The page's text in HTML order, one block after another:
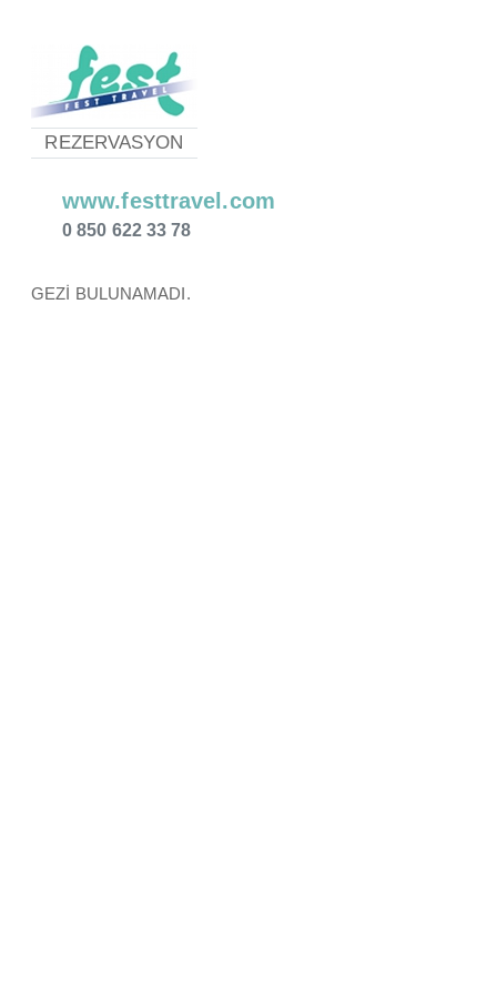
REZERVASYON
www.festtravel.com
0 850 622 33 78
GEZİ BULUNAMADI.